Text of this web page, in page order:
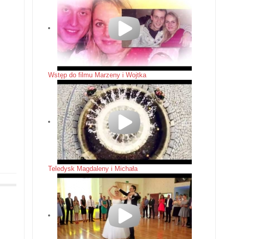
Wstęp do filmu Marzeny i Wojtka
Teledysk Magdaleny i Michała